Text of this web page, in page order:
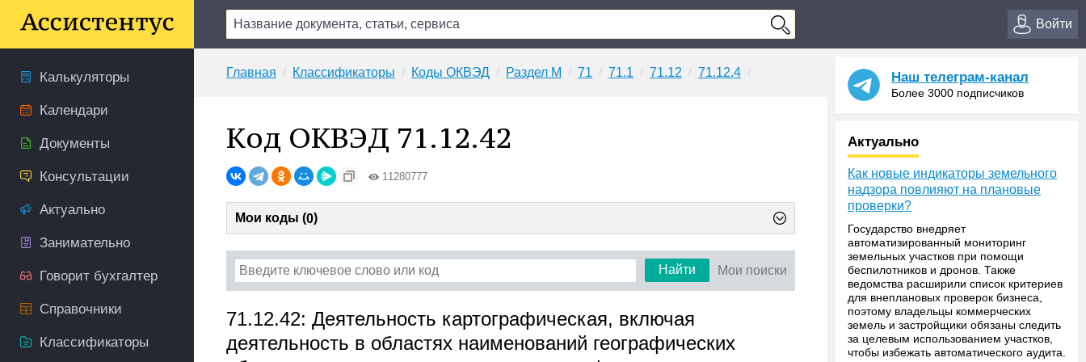
Войти
Калькуляторы
Календари
Документы
Консультации
Актуально
Занимательно
Говорит бухгалтер
Справочники
Классификаторы
Главная Классификаторы Коды ОКВЭД Раздел M 71 71.1 71.12 71.12.4
Код ОКВЭД 71.12.42
11280777
Мои коды (0)
Найти Мои поиски
71.12.42: Деятельность картографическая, включая
деятельность в областях наименований географических
Наш телеграм-канал
Более 3000 подписчиков
Актуально
Как новые индикаторы земельного
надзора повлияют на плановые
проверки?
Государство внедряет
автоматизированный мониторинг
земельных участков при помощи
беспилотников и дронов. Также
ведомства расширили список критериев
для внеплановых проверок бизнеса,
поэтому владельцы коммерческих
земель и застройщики обязаны следить
за целевым использованием участков,
чтобы избежать автоматического аудита.